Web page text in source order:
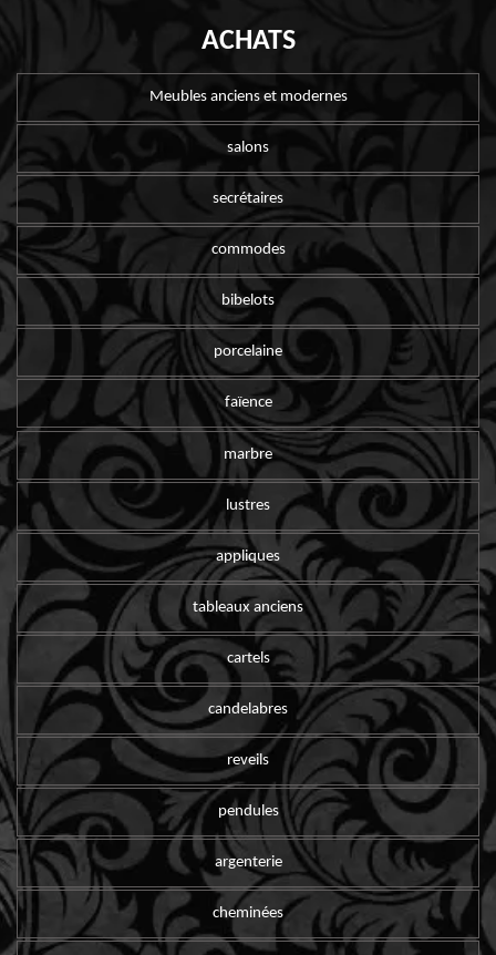
ACHATS
Meubles anciens et modernes
salons
secrétaires
commodes
bibelots
porcelaine
faïence
marbre
lustres
appliques
tableaux anciens
cartels
candelabres
reveils
pendules
argenterie
cheminées